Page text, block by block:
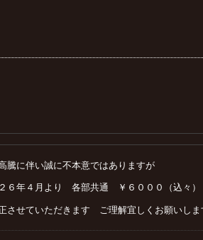
騰に伴い誠に不本意ではありますが
６年４月より 各部共通 ￥６０００（込々）
させていただきます ご理解宜しくお願いしま